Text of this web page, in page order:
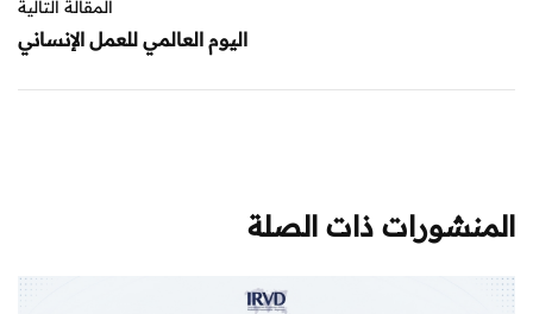
المقالة التالية
اليوم العالمي للعمل الإنساني
المنشورات ذات الصلة